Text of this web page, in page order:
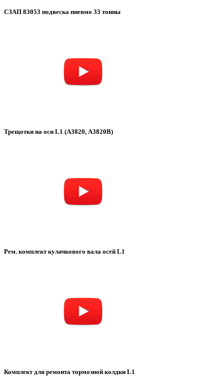
СЗАП 83053 подвеска пневмо 33 тонны
Трещотки на оси L1 (А3820, А3820В)
Рем. комплект кулачкового вала осей L1
Комплект для ремонта тормозной колдки L1